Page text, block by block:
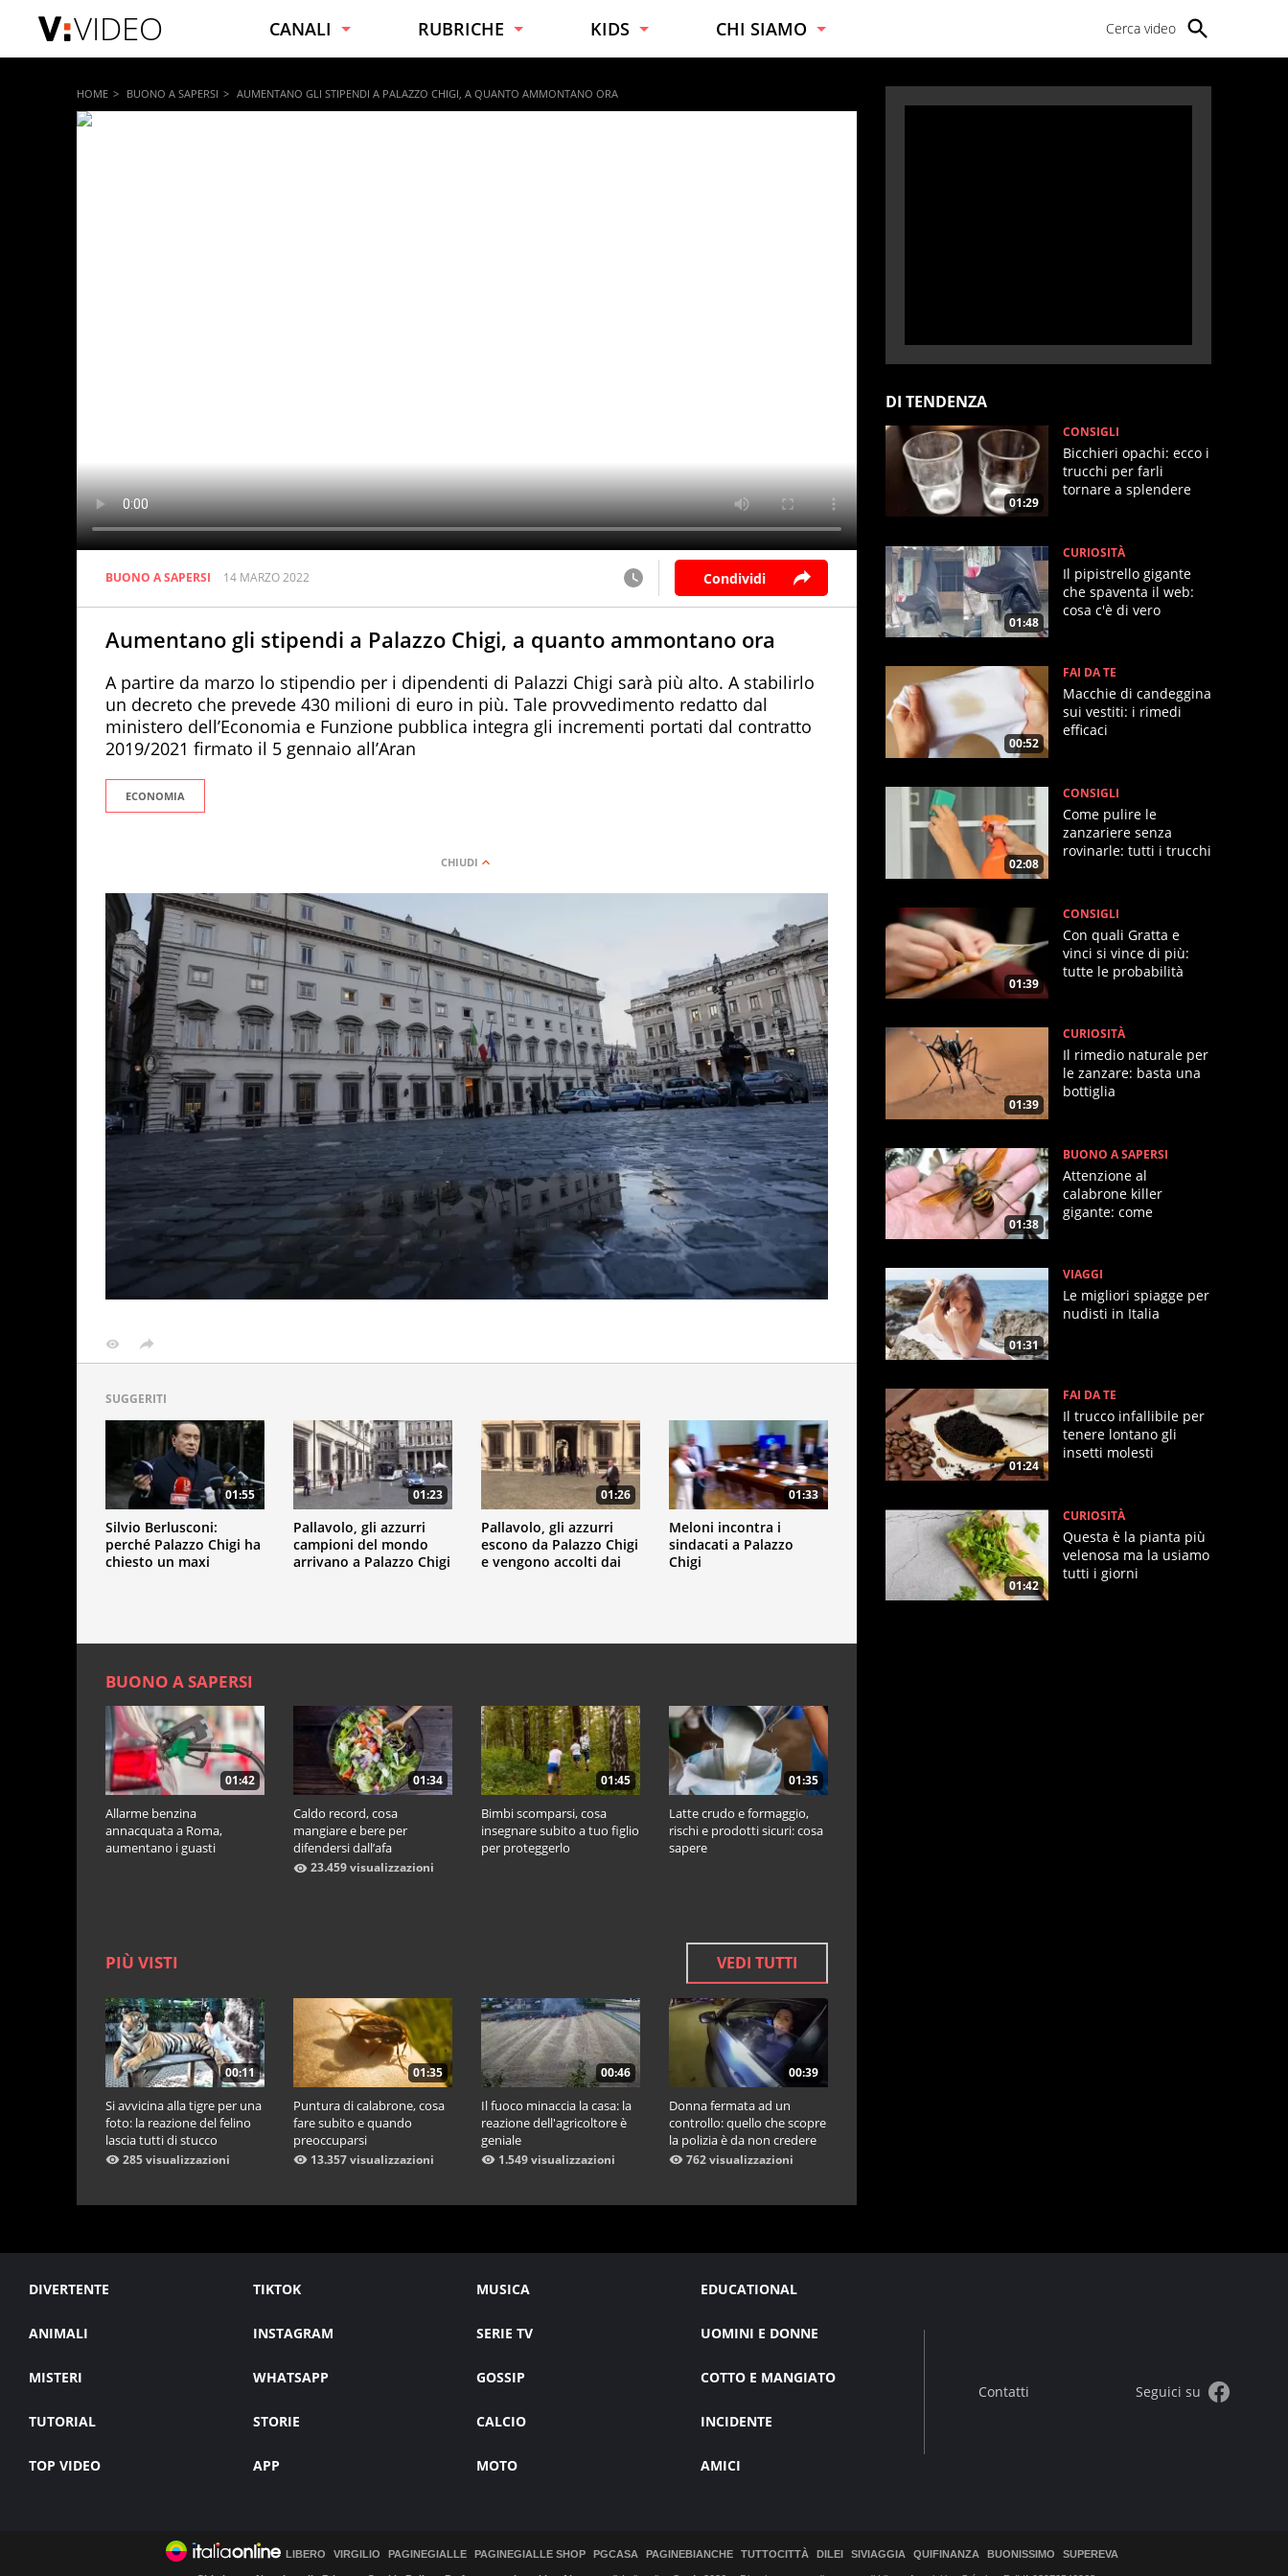
VIDEO CANALI
NOTIZIE
RUBRICHE
CURIOSITÀ
KIDS
TUTTE LE ETÀ
CHI SIAMO Cerca video
HOME BUONO A SAPERSI AUMENTANO GLI STIPENDI A PALAZZO CHIGI, A QUANTO AMMONTANO ORA
BUONO A SAPERSI 14 MARZO 2022 Condividi
Aumentano gli stipendi a Palazzo Chigi, a quanto ammontano ora
A partire da marzo lo stipendio per i dipendenti di Palazzi Chigi sarà più alto. A stabilirlo
un decreto che prevede 430 milioni di euro in più. Tale provvedimento redatto dal
ministero dell’Economia e Funzione pubblica integra gli incrementi portati dal contratto
2019/2021 firmato il 5 gennaio all’Aran
ECONOMIA
SUGGERITI
01:55
Silvio Berlusconi:
perché Palazzo Chigi ha
chiesto un maxi
01:23
Pallavolo, gli azzurri
campioni del mondo
arrivano a Palazzo Chigi
01:26
Pallavolo, gli azzurri
escono da Palazzo Chigi
e vengono accolti dai
01:33
Meloni incontra i
sindacati a Palazzo
Chigi
BUONO A SAPERSI
01:42
Allarme benzina
annacquata a Roma,
aumentano i guasti
01:34
Caldo record, cosa
mangiare e bere per
difendersi dall’afa
23.459 visualizzazioni
01:45
Bimbi scomparsi, cosa
insegnare subito a tuo figlio
per proteggerlo
01:35
Latte crudo e formaggio,
rischi e prodotti sicuri: cosa
sapere
PIÙ VISTI VEDI TUTTI
00:11
Si avvicina alla tigre per una
foto: la reazione del felino
lascia tutti di stucco
285 visualizzazioni
01:35
Puntura di calabrone, cosa
fare subito e quando
preoccuparsi
13.357 visualizzazioni
00:46
Il fuoco minaccia la casa: la
reazione dell'agricoltore è
geniale
1.549 visualizzazioni
00:39
Donna fermata ad un
controllo: quello che scopre
la polizia è da non credere
762 visualizzazioni
DI TENDENZA
01:29
CONSIGLI
Bicchieri opachi: ecco i
trucchi per farli
tornare a splendere
01:48
CURIOSITÀ
Il pipistrello gigante
che spaventa il web:
cosa c'è di vero
00:52
FAI DA TE
Macchie di candeggina
sui vestiti: i rimedi
efficaci
02:08
CONSIGLI
Come pulire le
zanzariere senza
rovinarle: tutti i trucchi
01:39
CONSIGLI
Con quali Gratta e
vinci si vince di più:
tutte le probabilità
01:39
CURIOSITÀ
Il rimedio naturale per
le zanzare: basta una
bottiglia
01:38
BUONO A SAPERSI
Attenzione al
calabrone killer
gigante: come
01:31
VIAGGI
Le migliori spiagge per
nudisti in Italia
01:24
FAI DA TE
Il trucco infallibile per
tenere lontano gli
insetti molesti
01:42
CURIOSITÀ
Questa è la pianta più
velenosa ma la usiamo
tutti i giorni
DIVERTENTE TIKTOK MUSICA EDUCATIONAL
ANIMALI INSTAGRAM SERIE TV UOMINI E DONNE
MISTERI WHATSAPP GOSSIP COTTO E MANGIATO
TUTORIAL STORIE CALCIO INCIDENTE
TOP VIDEO APP MOTO AMICI
Contatti Seguici su
LIBERO VIRGILIO PAGINEGIALLE PAGINEGIALLE SHOP PGCASA PAGINEBIANCHE TUTTOCITTÀ DILEI SIVIAGGIA QUIFINANZA BUONISSIMO SUPEREVA